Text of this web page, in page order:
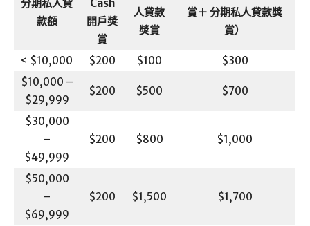
分期私人貸
款額
Cash
開戶獎
賞
人貸款
獎賞
賞＋ 分期私人貸款獎
賞）
< $10,000 $200 $100
$300
$10,000 –
$29,999
$200 $500 $700
$30,000
–
$49,999
$200 $800 $1,000
$50,000
–
$69,999
$200 $1,500 $1,700